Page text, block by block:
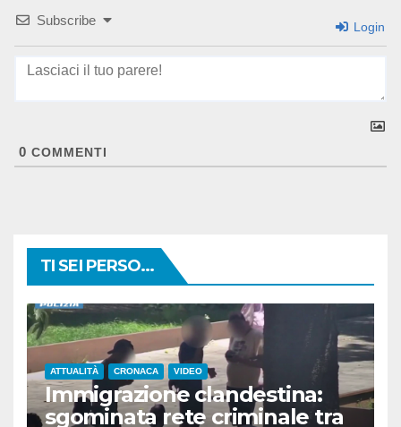
Subscribe Login
0 COMMENTI
TI SEI PERSO...
ATTUALITÀ CRONACA VIDEO
Immigrazione clandestina:
sgominata rete criminale tra